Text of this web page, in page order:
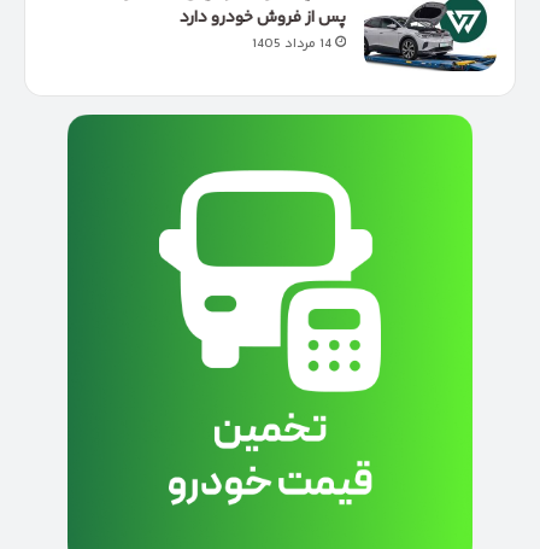
پس از فروش خودرو دارد
14 مرداد 1405